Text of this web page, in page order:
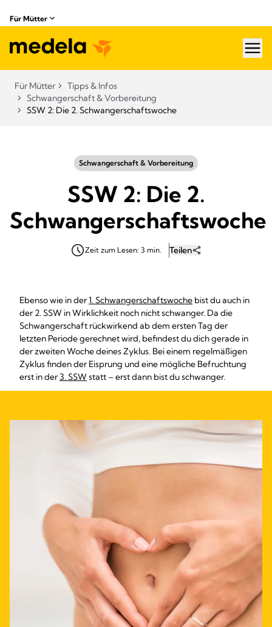
Für Mütter
Für Mütter
Tipps & Infos
Schwangerschaft & Vorbereitung
SSW 2: Die 2. Schwangerschaftswoche
Schwangerschaft & Vorbereitung
SSW 2: Die 2.
Schwangerschaftswoche
Zeit zum Lesen: 3 min. Teilen
Ebenso wie in der1. Schwangerschaftswoche bist du auch in
der 2. SSW in Wirklichkeit noch nicht schwanger. Da die
Schwangerschaft rückwirkend ab dem ersten Tag der
letzten Periode gerechnet wird, befindest du dich gerade in
der zweiten Woche deines Zyklus. Bei einem regelmäßigen
Zyklus finden der Eisprung und eine mögliche Befruchtung
erst in der3. SSW statt – erst dann bist du schwanger.